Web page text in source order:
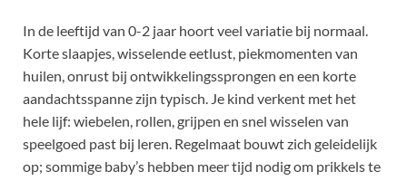
In de leeftijd van 0-2 jaar hoort veel variatie bij normaal.
Korte slaapjes, wisselende eetlust, piekmomenten van
huilen, onrust bij ontwikkelingssprongen en een korte
aandachtsspanne zijn typisch. Je kind verkent met het
hele lijf: wiebelen, rollen, grijpen en snel wisselen van
speelgoed past bij leren. Regelmaat bouwt zich geleidelijk
op; sommige baby’s hebben meer tijd nodig om prikkels te